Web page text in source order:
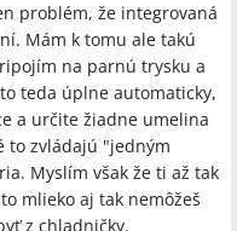
problém, že integrovaná
Mám k tomu ale takú
na parnú trysku a
teda úplne automaticky,
a určite žiadne umelina
to zvládajú "jedným
Myslím však že ti až tak
mlieko aj tak nemôžeš
z chladničky.